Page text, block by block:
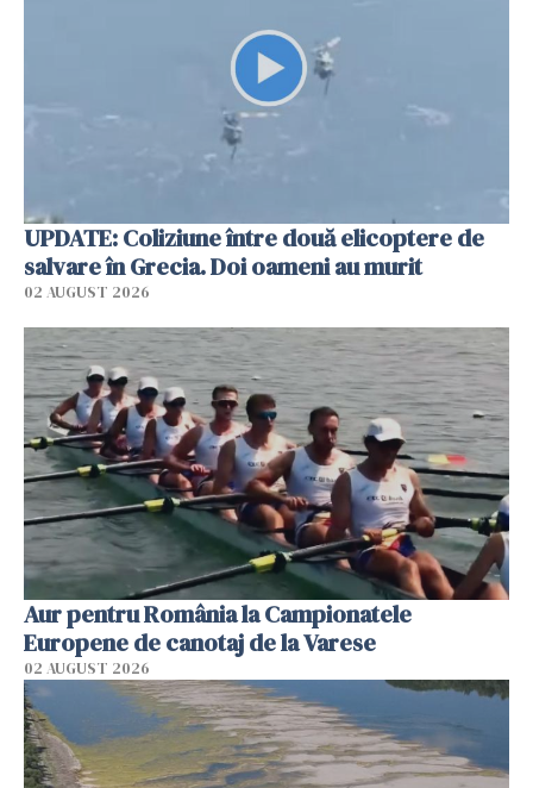
UPDATE: Coliziune între două elicoptere de
salvare în Grecia. Doi oameni au murit
02 AUGUST 2026
Aur pentru România la Campionatele
Europene de canotaj de la Varese
02 AUGUST 2026